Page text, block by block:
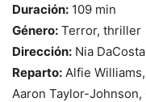
Duración: 109 min
Género: Terror, thriller
Dirección: Nia DaCosta
Reparto: Alfie
Aaron Taylor-Johnson,